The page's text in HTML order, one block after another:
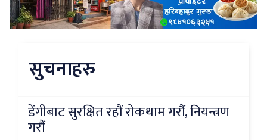
सुचनाहरु
डेंगीबाट सुरक्षित रहौं रोकथाम गरौं, नियन्त्रण
गरौं